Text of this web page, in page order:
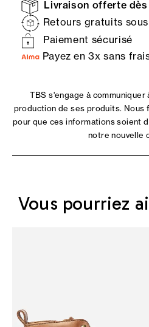
Livraison offerte
Retours gratuits
Paiement sécurisé
Payez en 3x sans
TBS s'engage à
production de ses produits.
pour que ces informations soient
notre nouvelle
Vous pourriez